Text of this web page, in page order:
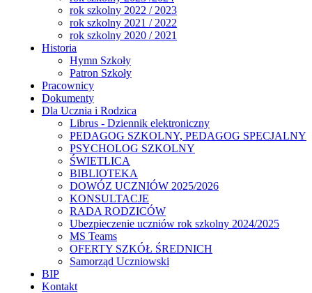
rok szkolny 2022 / 2023
rok szkolny 2021 / 2022
rok szkolny 2020 / 2021
Historia
Hymn Szkoły
Patron Szkoły
Pracownicy
Dokumenty
Dla Ucznia i Rodzica
Librus - Dziennik elektroniczny
PEDAGOG SZKOLNY, PEDAGOG SPECJALNY
PSYCHOLOG SZKOLNY
ŚWIETLICA
BIBLIOTEKA
DOWÓZ UCZNIÓW 2025/2026
KONSULTACJE
RADA RODZICÓW
Ubezpieczenie uczniów rok szkolny 2024/2025
MS Teams
OFERTY SZKÓŁ ŚREDNICH
Samorząd Uczniowski
BIP
Kontakt